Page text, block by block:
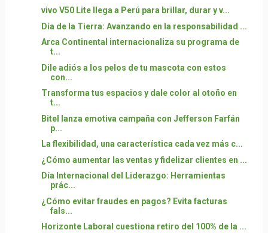
vivo V50 Lite llega a Perú para brillar, durar y v...
Día de la Tierra: Avanzando en la responsabilidad ...
Arca Continental internacionaliza su programa de
t...
Dile adiós a los pelos de tu mascota con estos
con...
Transforma tus espacios y dale color al otoño en
t...
Bitel lanza emotiva campaña con Jefferson Farfán
p...
La flexibilidad, una característica cada vez más c...
¿Cómo aumentar las ventas y fidelizar clientes en ...
Día Internacional del Liderazgo: Herramientas
prác...
¿Cómo evitar fraudes en pagos? Evita facturas
fals...
Horizonte Laboral cuestiona retiro del 100% de la ...